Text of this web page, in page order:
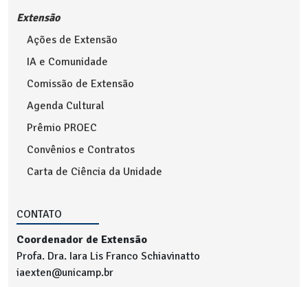
Extensão
Ações de Extensão
IA e Comunidade
Comissão de Extensão
Agenda Cultural
Prêmio PROEC
Convênios e Contratos
Carta de Ciência da Unidade
CONTATO
Coordenador de Extensão
Profa. Dra. Iara Lis Franco Schiavinatto
iaexten@unicamp.br